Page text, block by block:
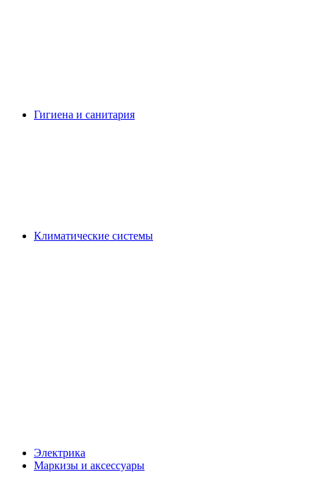
Гигиена и санитария
Климатические системы
Электрика
Маркизы и аксессуары